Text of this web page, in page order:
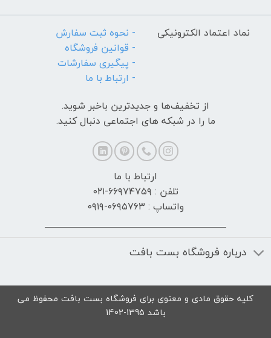
نماد اعتماد الکترونیکی
- نحوه ثبت سفارش
- قوانین فروشگاه
- پیگیری سفارشات
- ارتباط با ما
از تخفیف‌ها و جدیدترین‌ باخبر شوید.
ما را در شبکه های اجتماعی دنبال کنید.
ارتباط با ما
تلفن : ۶۶۹۷۴۷۵۹-۰۲۱
واتساپ : ۰۶۹۵۷۶۳-۰۹۱۹
درباره فروشگاه بست بافت
کلیه حقوق مادی و معنوی برای فروشگاه بست بافت محفوظ می
باشد 1395-1402